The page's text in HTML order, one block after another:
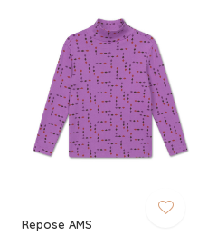
Repose AMS